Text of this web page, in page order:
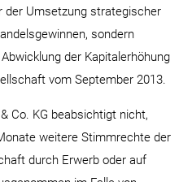
der Umsetzung strategischer
sondern
der Kapitalerhöhung
vom September 2013.
Co. KG beabsichtigt nicht,
weitere Stimmrechte der
durch Erwerb oder auf